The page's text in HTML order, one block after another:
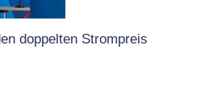
doppelten Strompreis